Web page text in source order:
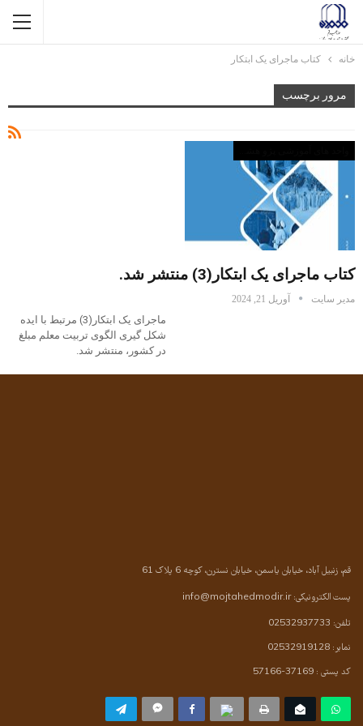
خانه کتاب ماجرای یک ابتکار
مرور برچسب
کتاب ماجرای یک ابتکار(3) منتشر شد.
مدیر سایت آوریل 21, 2024
ماجرای یک ابتکار(3) مرتبط با ایده
شکل گیری الگوی تربیت معلم مبلغ
در کشور، منتشر شد.
قم، زنبیل آباد، خیابان یاسمن، خیابان نسترن، کوچه 6 پلاک 61
پست الکترونیکی:info@mojtahedmodir.ir
تلفن: 02532937733
نمابر: 02532919128
کد پستی : 37169-57166